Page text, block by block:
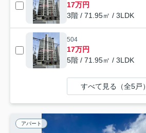
17万円
3階 / 71.95㎡ / 3LDK
504
17万円
5階 / 71.95㎡ / 3LDK
すべて見る（全5戸）
アパート